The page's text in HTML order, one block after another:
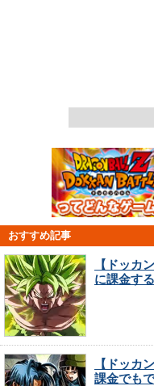
おすすめ記事
【ドッカ
に課金す
【ドッカ
課金でも